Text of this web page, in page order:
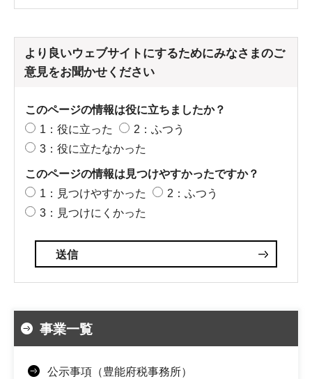
より良いウェブサイトにするためにみなさまのご
意見をお聞かせください
このページの情報は役に立ちましたか？
1：役に立った
2：ふつう
3：役に立たなかった
このページの情報は見つけやすかったですか？
1：見つけやすかった
2：ふつう
3：見つけにくかった
事業一覧
公示事項（豊能府税事務所）